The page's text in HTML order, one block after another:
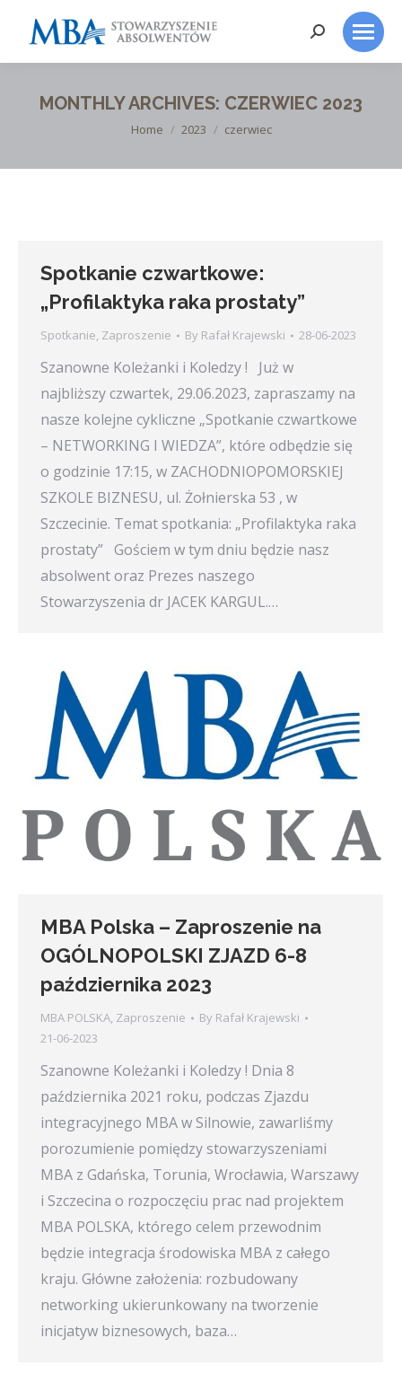
Search:
MONTHLY ARCHIVES: CZERWIEC 2023
You are here:
Home 2023 czerwiec
Spotkanie czwartkowe:
„Profilaktyka raka prostaty”
Spotkanie, Zaproszenie By Rafał Krajewski 28-06-2023
Szanowne Koleżanki i Koledzy ! Już w
najbliższy czwartek, 29.06.2023, zapraszamy na
nasze kolejne cykliczne „Spotkanie czwartkowe
– NETWORKING I WIEDZA”, które odbędzie się
o godzinie 17:15, w ZACHODNIOPOMORSKIEJ
SZKOLE BIZNESU, ul. Żołnierska 53 , w
Szczecinie. Temat spotkania: „Profilaktyka raka
prostaty” Gościem w tym dniu będzie nasz
absolwent oraz Prezes naszego
Stowarzyszenia dr JACEK KARGUL.…
MBA Polska – Zaproszenie na
OGÓLNOPOLSKI ZJAZD 6-8
października 2023
MBA POLSKA, Zaproszenie By Rafał Krajewski
21-06-2023
Szanowne Koleżanki i Koledzy ! Dnia 8
października 2021 roku, podczas Zjazdu
integracyjnego MBA w Silnowie, zawarliśmy
porozumienie pomiędzy stowarzyszeniami
MBA z Gdańska, Torunia, Wrocławia, Warszawy
i Szczecina o rozpoczęciu prac nad projektem
MBA POLSKA, którego celem przewodnim
będzie integracja środowiska MBA z całego
kraju. Główne założenia: rozbudowany
networking ukierunkowany na tworzenie
inicjatyw biznesowych, baza…